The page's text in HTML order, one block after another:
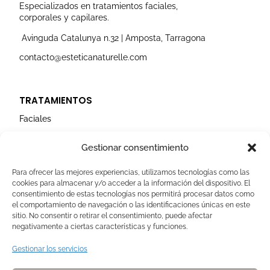
Gestionar consentimiento
Para ofrecer las mejores experiencias, utilizamos tecnologías como las
cookies para almacenar y/o acceder a la información del dispositivo. El
consentimiento de estas tecnologías nos permitirá procesar datos como
el comportamiento de navegación o las identificaciones únicas en este
sitio. No consentir o retirar el consentimiento, puede afectar
negativamente a ciertas características y funciones.
Gestionar los servicios
r
a
m
o
k
e
i
n
r
Especializados en tratamientos faciales,
corporales y capilares.
Avinguda Catalunya n.32 | Amposta, Tarragona
contacto@esteticanaturelle.com
TRATAMIENTOS
Faciales
AVISOS LEGALES
Aviso Legal
Politica de Cookies
Política de privacidad